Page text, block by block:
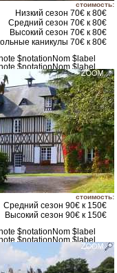
стоимость:
Низкий сезон 70€ к 80€
Средний сезон 70€ к 80€
Высокий сезон 70€ к 80€
каникулы 70€ к 80€
стоимость:
Средний сезон 90€ к 150€
Высокий сезон 90€ к 150€